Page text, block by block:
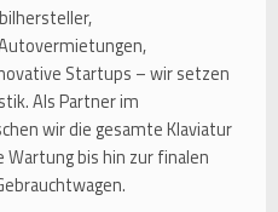
Startups – wir setzen
Als Partner im
wir die gesamte Klaviatur
bis hin zur finalen